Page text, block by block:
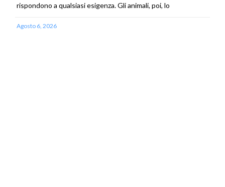
rispondono a qualsiasi esigenza. Gli animali, poi, lo
Agosto 6, 2026